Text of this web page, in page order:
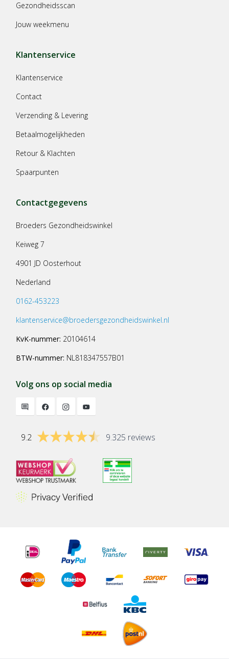
Gezondheidsscan
Jouw weekmenu
Klantenservice
Klantenservice
Contact
Verzending & Levering
Betaalmogelijkheden
Retour & Klachten
Spaarpunten
Contactgegevens
Broeders Gezondheidswinkel
Keiweg 7
4901 JD Oosterhout
Nederland
0162-453223
klantenservice@broedersgezondheidswinkel.nl
KvK-nummer: 20104614
BTW-nummer: NL818347557B01
Volg ons op social media
9.2 9.325 reviews